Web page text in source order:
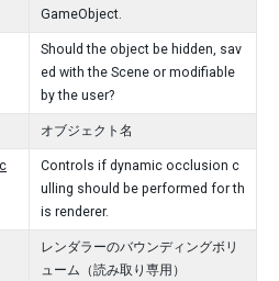
GameObject.
Should the object be hidden, sav
ed with the Scene or modifiable
by the user?
オブジェクト名
Controls if dynamic occlusion c
ulling should be performed for th
is renderer.
レンダラーのバウンディングボリ
ューム（読み取り専用）